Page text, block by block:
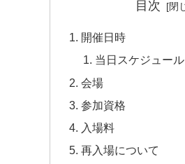
目次
開催日時
当日スケジュール
会場
参加資格
入場料
再入場について